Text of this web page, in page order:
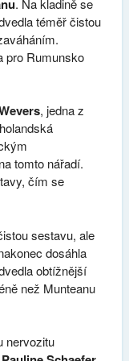
. Na kladině se
téměř čistou
pro Rumunsko
, jedna z
tomto nářadí.
čím se
sestavu, ale
dosáhla
obtížnější
než Munteanu
nervozitu